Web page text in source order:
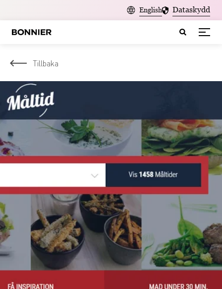
English Dataskydd
Tillbaka